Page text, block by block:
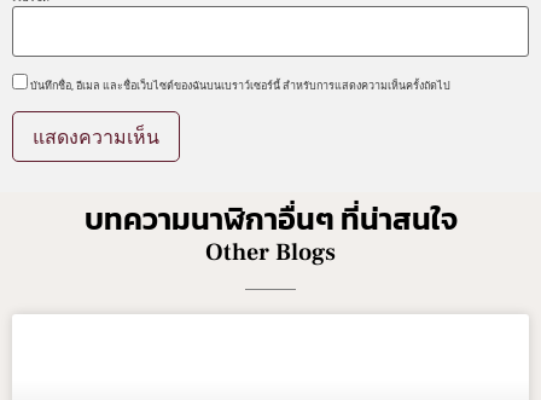
บันทึกชื่อ, อีเมล และชื่อเว็บไซต์ของฉันบนเบราว์เซอร์นี้ สำหรับการแสดงความเห็นครั้งถัดไป
บทความนาฬิกาอื่นๆ ที่น่าสนใจ
Other Blogs